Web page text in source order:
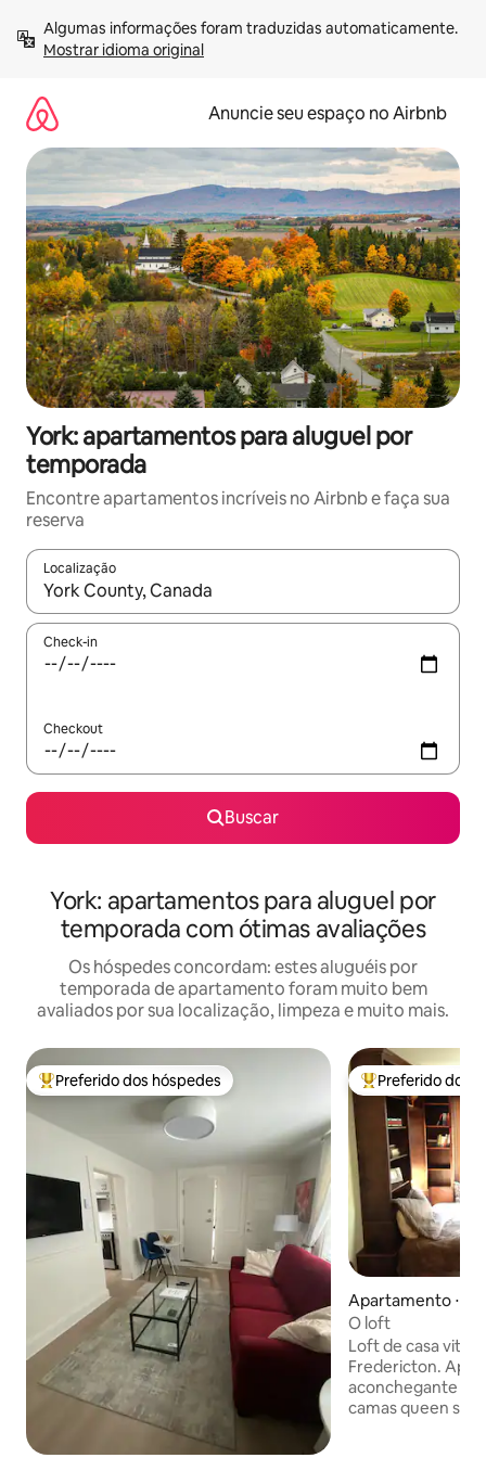
para
Mostrar idioma original
Anuncie seu espaço no Airbnb
York: apartamentos para aluguel por
temporada
Encontre apartamentos incríveis no Airbnb e faça sua
reserva
Localização
Quando os resultados estiverem disponíveis, explore-os
Check-in
Checkout
Buscar
York: apartamentos para aluguel por
temporada com ótimas avaliações
Os hóspedes concordam: estes aluguéis por
temporada de apartamento foram muito bem
avaliados por sua localização, limpeza e muito mais.
Entre os melhores preferidos dos hóspedes
Preferido dos hóspedes Entre os
Preferido dos
Apartamento ⋅
O loft
Loft de casa
Fredericton.
aconchegante e
camas queen